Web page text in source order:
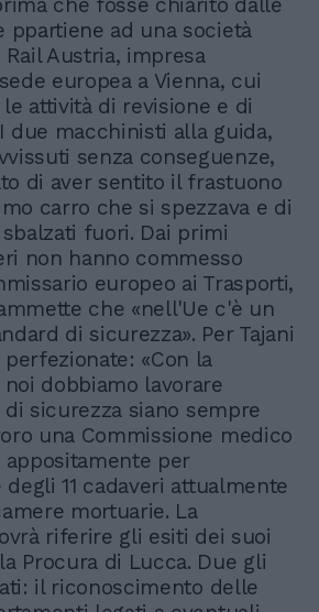
ppartiene ad una società
Rail Austria, impresa
europea a Vienna, cui
attività di revisione e di
due macchinisti alla guida,
senza conseguenze,
di aver sentito il frastuono
carro che si spezzava e di
fuori. Dai primi
non hanno commesso
europeo ai Trasporti,
che «nell'Ue c'è un
di sicurezza». Per Tajani
«Con la
dobbiamo lavorare
sicurezza siano sempre
una Commissione medico
appositamente per
11 cadaveri attualmente
mortuarie. La
riferire gli esiti dei suoi
Procura di Lucca. Due gli
il riconoscimento delle